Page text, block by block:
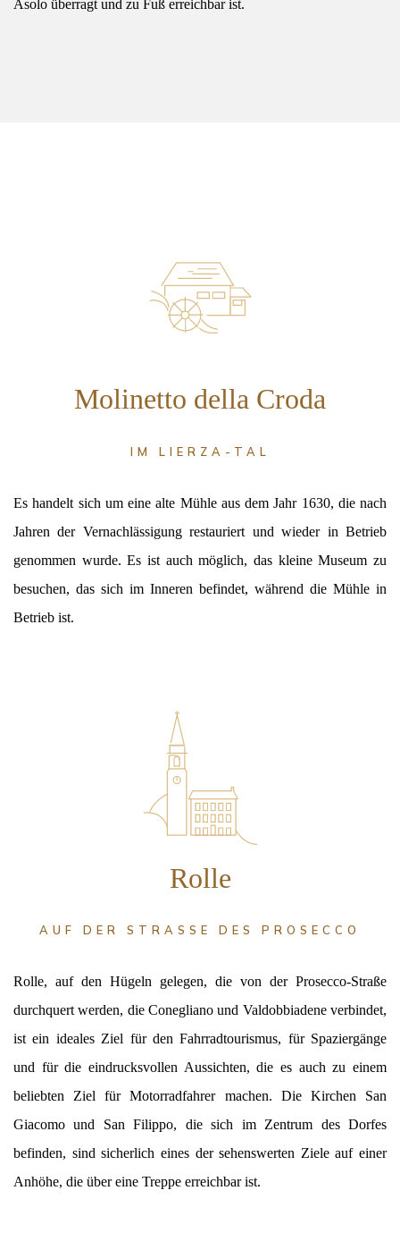
Asolo überragt und zu Fuß erreichbar ist.
Molinetto della Croda
IM LIERZA-TAL
Es handelt sich um eine alte Mühle aus dem Jahr 1630, die nach
Jahren der Vernachlässigung restauriert und wieder in Betrieb
genommen wurde. Es ist auch möglich, das kleine Museum zu
besuchen, das sich im Inneren befindet, während die Mühle in
Betrieb ist.
Rolle
AUF DER STRASSE DES PROSECCO
Rolle, auf den Hügeln gelegen, die von der Prosecco-Straße
durchquert werden, die Conegliano und Valdobbiadene verbindet,
ist ein ideales Ziel für den Fahrradtourismus, für Spaziergänge
und für die eindrucksvollen Aussichten, die es auch zu einem
beliebten Ziel für Motorradfahrer machen. Die Kirchen San
Giacomo und San Filippo, die sich im Zentrum des Dorfes
befinden, sind sicherlich eines der sehenswerten Ziele auf einer
Anhöhe, die über eine Treppe erreichbar ist.